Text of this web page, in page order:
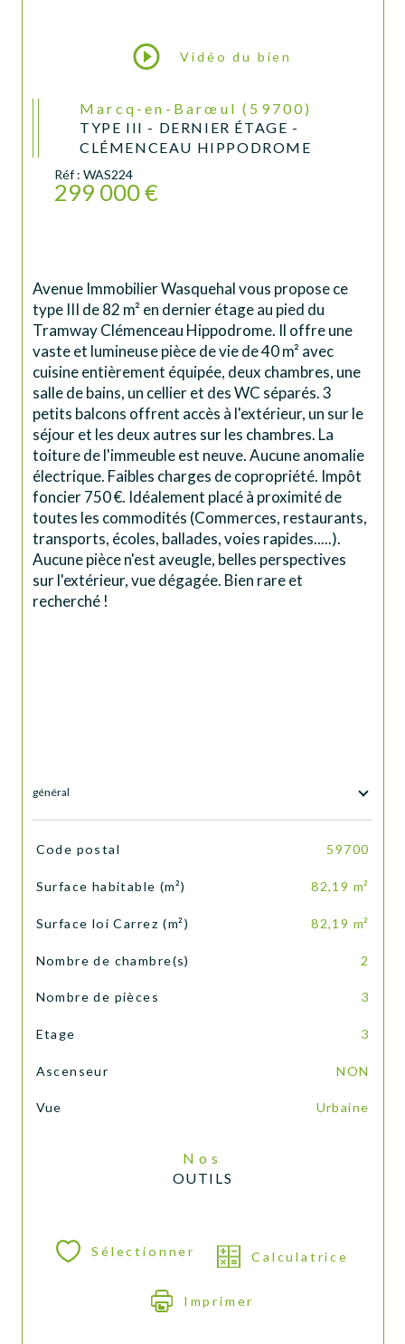
Vidéo du bien
Marcq-en-Barœul (59700)
TYPE III - DERNIER ÉTAGE -
CLÉMENCEAU HIPPODROME
Réf : WAS224
299 000 €
Avenue Immobilier Wasquehal vous propose ce
type III de 82 m² en dernier étage au pied du
Tramway Clémenceau Hippodrome. Il offre une
vaste et lumineuse pièce de vie de 40 m² avec
cuisine entièrement équipée, deux chambres, une
salle de bains, un cellier et des WC séparés. 3
petits balcons offrent accès à l'extérieur, un sur le
séjour et les deux autres sur les chambres. La
toiture de l'immeuble est neuve. Aucune anomalie
électrique. Faibles charges de copropriété. Impôt
foncier 750 €. Idéalement placé à proximité de
toutes les commodités (Commerces, restaurants,
transports, écoles, ballades, voies rapides.....).
Aucune pièce n'est aveugle, belles perspectives
sur l'extérieur, vue dégagée. Bien rare et
recherché !
général
TRAD_SIROCCO_Caracteristique
Code postal 59700
Surface habitable (m²) 82,19 m²
Surface loi Carrez (m²) 82,19 m²
Nombre de chambre(s) 2
Nombre de pièces 3
Etage 3
Ascenseur NON
Vue Urbaine
Nos
OUTILS
Sélectionner Calculatrice
Imprimer